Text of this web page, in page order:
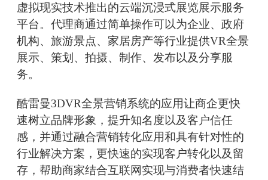
虚拟现实技术推出的云端沉浸式展览展示服务
平台。代理商通过简单操作可以为企业、政府
机构、旅游景点、家居房产等行业提供VR全景
展示、策划、拍摄、制作、发布以及分享服
务。
酷雷曼3DVR全景营销系统的应用让商企更快
速树立品牌形象，提升知名度以及客户信任
感，并通过融合营销转化应用和具有针对性的
行业解决方案，更快速的实现客户转化以及留
存，帮助商家结合互联网实现与消费者快速结